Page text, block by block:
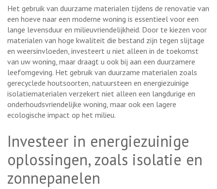
Het gebruik van duurzame materialen tijdens de renovatie van
een hoeve naar een moderne woning is essentieel voor een
lange levensduur en milieuvriendelijkheid. Door te kiezen voor
materialen van hoge kwaliteit die bestand zijn tegen slijtage
en weersinvloeden, investeert u niet alleen in de toekomst
van uw woning, maar draagt u ook bij aan een duurzamere
leefomgeving. Het gebruik van duurzame materialen zoals
gerecyclede houtsoorten, natuursteen en energiezuinige
isolatiematerialen verzekert niet alleen een langdurige en
onderhoudsvriendelijke woning, maar ook een lagere
ecologische impact op het milieu.
Investeer in energiezuinige
oplossingen, zoals isolatie en
zonnepanelen